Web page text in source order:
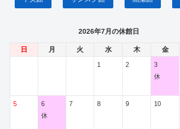
2026年7月の休館日
日 月 火 水 木 金
1 2
3
休
5
6
休
7 8 9 10